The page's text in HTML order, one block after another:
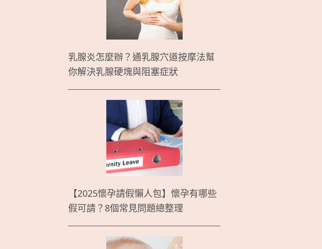
乳腺炎怎麼辦？通乳腺穴道按摩法幫
你解決乳腺硬塊與阻塞症狀
【2025懷孕請假懶人包】懷孕有哪些
假可請？8個常見問題總整理